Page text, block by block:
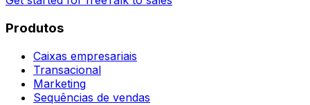
Produtos
Caixas empresariais
Transacional
Marketing
Sequências de vendas